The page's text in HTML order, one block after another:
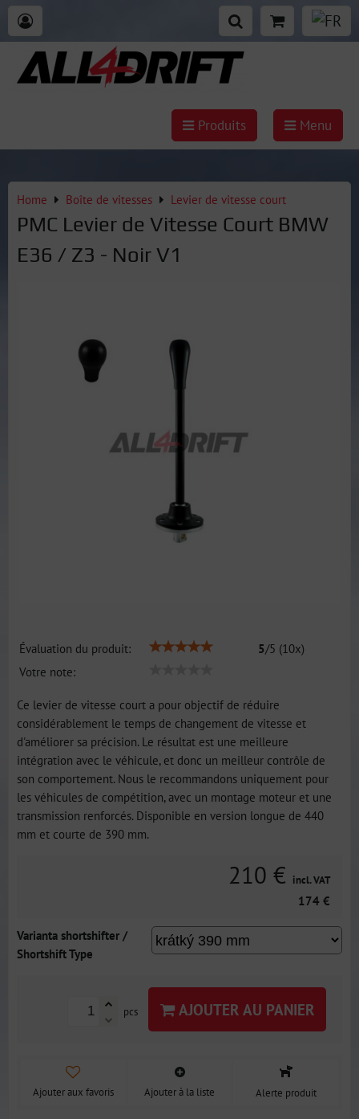
Produits Menu
Home Boîte de vitesses Levier de vitesse court
PMC Levier de Vitesse Court BMW
E36 / Z3 - Noir V1
Évaluation du produit: 5/5 (10x)
Votre note:
Ce levier de vitesse court a pour objectif de réduire
considérablement le temps de changement de vitesse et
d'améliorer sa précision. Le résultat est une meilleure
intégration avec le véhicule, et donc un meilleur contrôle de
son comportement. Nous le recommandons uniquement pour
les véhicules de compétition, avec un montage moteur et une
transmission renforcés. Disponible en version longue de 440
mm et courte de 390 mm.
210 € incl. VAT
174 €
Varianta shortshifter /
Shortshift Type
pcs AJOUTER AU PANIER
Ajouter aux favoris Ajouter à la liste Alerte produit